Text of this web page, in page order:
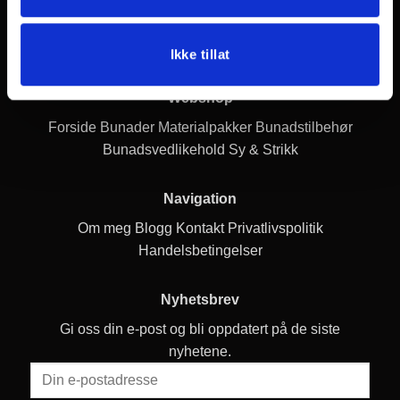
Ikke tillat
Gamlehaugvegen 20 5230 Paradis+47 41349532
bunadservice@thomsen.dkOrg nr. 936886264
Webshop
Forside Bunader Materialpakker Bunadstilbehør
Bunadsvedlikehold Sy & Strikk
Navigation
Om meg Blogg Kontakt Privatlivspolitik
Handelsbetingelser
Nyhetsbrev
Gi oss din e-post og bli oppdatert på de siste
nyhetene.